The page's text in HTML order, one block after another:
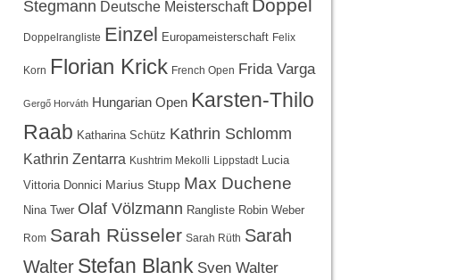
Stegmann Deutsche Meisterschaft Doppel
Doppelrangliste Einzel Europameisterschaft Felix
Korn Florian Krick French Open Frida Varga
Gergő Horváth Hungarian Open Karsten-Thilo
Raab Katharina Schütz Kathrin Schlomm
Kathrin Zentarra Kushtrim Mekolli Lippstadt
Lucia
Vittoria Donnici Marius Stupp Max Duchene
Nina Twer Olaf Völzmann Rangliste Robin Weber
Rom Sarah Rüsseler Sarah Rüth Sarah
Walter Stefan Blank Sven Walter